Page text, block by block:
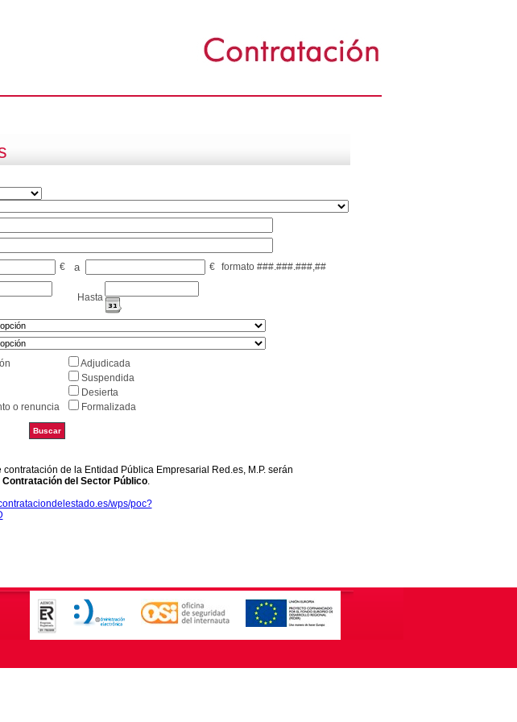
€ a € formato ###.###.###,##
Hasta
Adjudicada
Suspendida
Desierta
o renuncia
Formalizada
de la Entidad Pública Empresarial Red.es, M.P. serán
del Sector Público.
wps/poc?